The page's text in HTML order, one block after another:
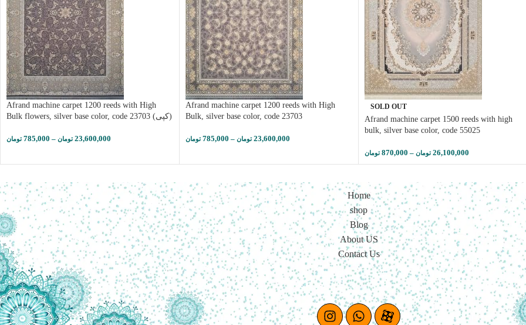
Afrand machine carpet 1200 reeds with High
Bulk flowers, silver base color, code 23703 (کپی)
785,000 تومان – 23,600,000 تومان
Afrand machine carpet 1200 reeds with High
Bulk, silver base color, code 23703
785,000 تومان – 23,600,000 تومان
SOLD OUT
Afrand machine carpet 1500 reeds with high
bulk, silver base color, code 55025
870,000 تومان – 26,100,000 تومان
Home
shop
Blog
About US
Contact Us